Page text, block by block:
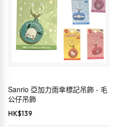
Sanrio 亞加力雨傘標記吊飾 - 毛
公仔吊飾
HK$139